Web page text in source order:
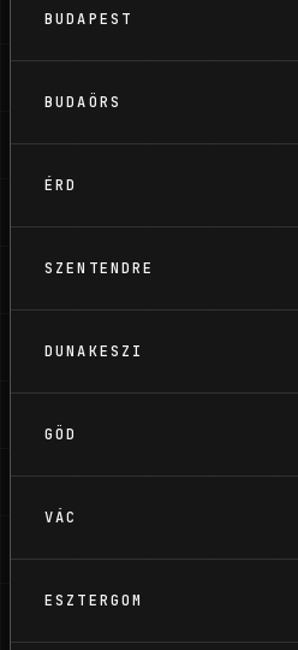
BUDAPEST
BUDAÖRS
ÉRD
SZENTENDRE
DUNAKESZI
GÖD
VÁC
ESZTERGOM